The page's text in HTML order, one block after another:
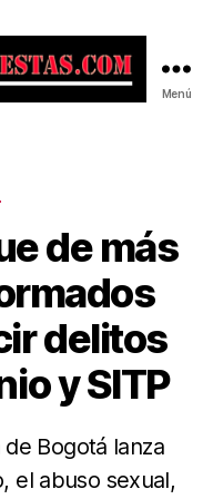
Menú
de más
delitos
y SITP
Bogotá lanza
el abuso sexual,